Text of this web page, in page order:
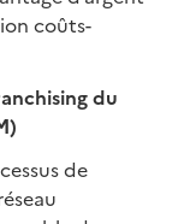
coûts-
du
de